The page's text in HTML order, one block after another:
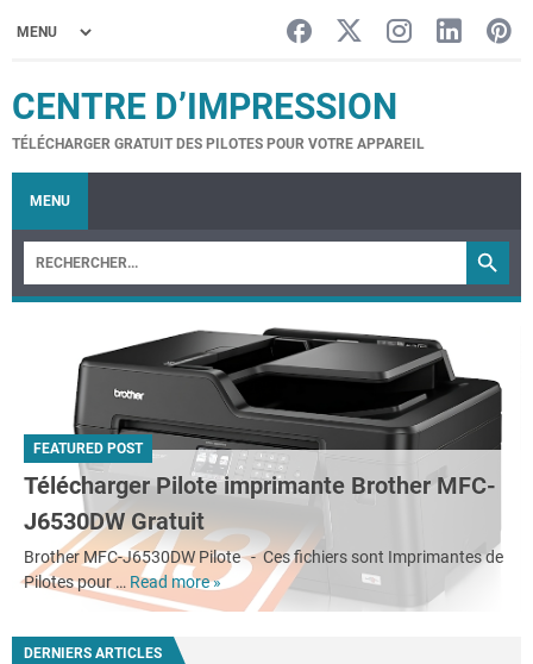
CENTRE D’IMPRESSION
TÉLÉCHARGER GRATUIT DES PILOTES POUR VOTRE APPAREIL
MENU
FEATURED POST
Télécharger Pilote imprimante Brother MFC-
J6530DW Gratuit
Brother MFC-J6530DW Pilote - Ces fichiers sont Imprimantes de
Pilotes pour … Read more »Télécharger
Pilote
DERNIERS ARTICLES